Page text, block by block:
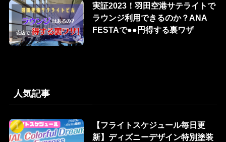
実証2023！羽田空港サテライトで
ラウンジ利用できるのか？ANA
FESTAで●●円得する裏ワザ
人気記事
【フライトスケジュール毎日更
新】ディズニーデザイン特別塗装